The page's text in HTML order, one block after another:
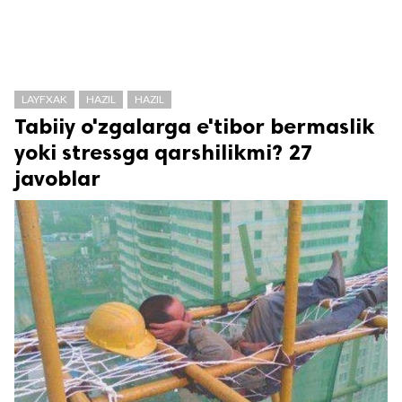
LAYFXAK HAZIL HAZIL
Tabiiy o'zgalarga e'tibor bermaslik
yoki stressga qarshilikmi? 27
javoblar